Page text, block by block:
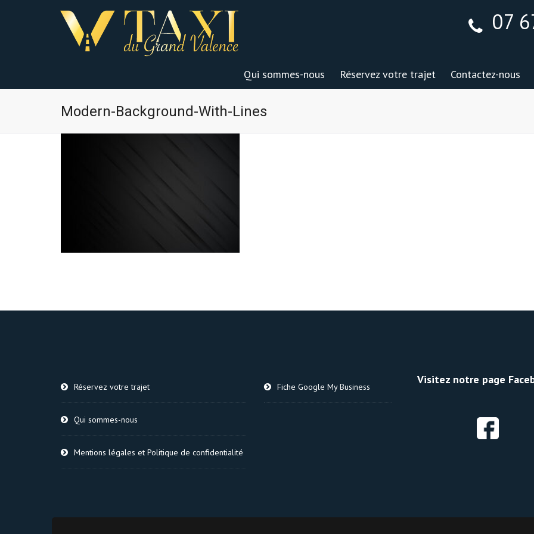
07
Qui sommes-nous Réservez votre trajet Contactez-nous
Modern-Background-With-Lines
Réservez votre trajet
Qui sommes-nous
Mentions légales et Politique de confidentialité
Fiche Google My Business
Visitez notre page